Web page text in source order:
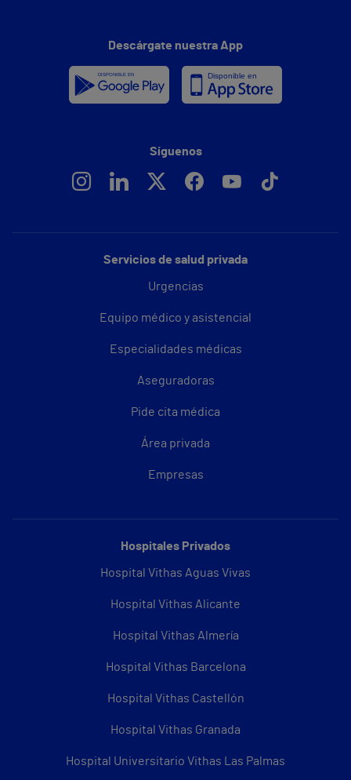
Servicios de salud privada
Urgencias
Equipo médico y asistencial
Especialidades médicas
Aseguradoras
Pide cita médica
Área privada
Empresas
Hospitales Privados
Hospital Vithas Aguas Vivas
Hospital Vithas Alicante
Hospital Vithas Almería
Hospital Vithas Barcelona
Hospital Vithas Castellón
Hospital Vithas Granada
Hospital Universitario Vithas Las Palmas
Descárgate nuestra App
Síguenos